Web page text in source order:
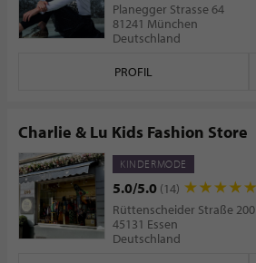
Planegger Strasse 64
81241 München
Deutschland
PROFIL
Charlie & Lu Kids Fashion Store
KINDERMODE
5.0/5.0 (14)
Rüttenscheider Straße 200
45131 Essen
Deutschland